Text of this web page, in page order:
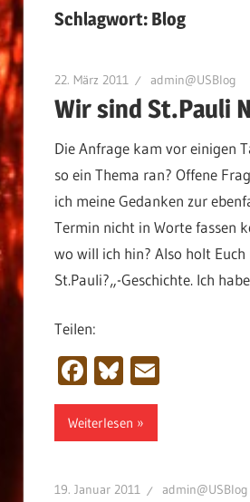
Schlagwort: Blog
22. März 2011 admin@USBlog
Wir sind St.Pauli
Die Anfrage kam vor einigen
so ein Thema ran? Offene
ich meine Gedanken zur
Termin nicht in Worte fassen
wo will ich hin? Also holt
St.Pauli?„-Geschichte. Ich
Teilen:
Facebook
Bluesky
Email
Weiterlesen
19. Januar 2011 admin@USBlog